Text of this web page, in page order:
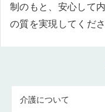
制のもと、安心して
の質を実現してくださ
介護について